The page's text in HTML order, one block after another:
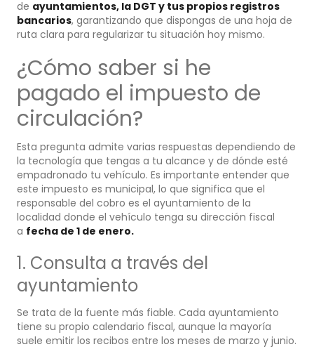
de ayuntamientos, la DGT y tus propios registros
bancarios, garantizando que dispongas de una hoja de
ruta clara para regularizar tu situación hoy mismo.
¿Cómo saber si he
pagado el impuesto de
circulación?
Esta pregunta admite varias respuestas dependiendo de
la tecnología que tengas a tu alcance y de dónde esté
empadronado tu vehículo. Es importante entender que
este impuesto es municipal, lo que significa que el
responsable del cobro es el ayuntamiento de la
localidad donde el vehículo tenga su dirección fiscal
a fecha de 1 de enero.
1. Consulta a través del
ayuntamiento
Se trata de la fuente más fiable. Cada ayuntamiento
tiene su propio calendario fiscal, aunque la mayoría
suele emitir los recibos entre los meses de marzo y junio.